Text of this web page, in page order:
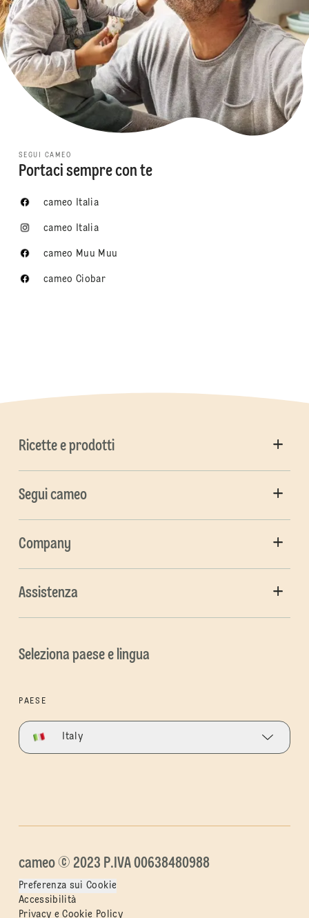
SEGUI CAMEO
Portaci sempre con te
cameo Italia
cameo Italia
cameo Muu Muu
cameo Ciobar
Ricette e prodotti
Segui cameo
Company
Assistenza
Seleziona paese e lingua
PAESE
Italy
cameo © 2023 P.IVA 00638480988
Preferenza sui Cookie
Accessibilità
Privacy e Cookie Policy